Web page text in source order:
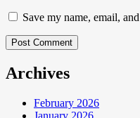
Save my name, email,
Post Comment
Archives
February 2026
January 2026